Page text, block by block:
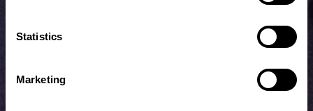
Statistics
Marketing